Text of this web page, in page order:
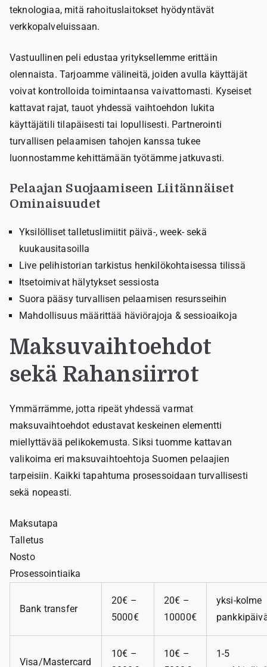
teknologiaa, mitä rahoituslaitokset hyödyntävät
verkkopalveluissaan.
Vastuullinen peli edustaa yrityksellemme erittäin
olennaista. Tarjoamme välineitä, joiden avulla käyttäjät
voivat kontrolloida toimintaansa vaivattomasti. Kyseiset
kattavat rajat, tauot yhdessä vaihtoehdon lukita
käyttäjätili tilapäisesti tai lopullisesti. Partnerointi
turvallisen pelaamisen tahojen kanssa tukee
luonnostamme kehittämään työtämme jatkuvasti.
Pelaajan Suojaamiseen Liitännäiset
Ominaisuudet
Yksilölliset talletuslimiitit päivä-, week- sekä
kuukausitasoilla
Live pelihistorian tarkistus henkilökohtaisessa tilissä
Itsetoimivat hälytykset sessiosta
Suora pääsy turvallisen pelaamisen resursseihin
Mahdollisuus määrittää häviörajoja & sessioaikoja
Maksuvaihtoehdot
sekä Rahansiirrot
Ymmärrämme, jotta ripeät yhdessä varmat
maksuvaihtoehdot edustavat keskeinen elementti
miellyttävää pelikokemusta. Siksi tuomme kattavan
valikoima eri maksuvaihtoehtoja Suomen pelaajien
tarpeisiin. Kaikki tapahtuma prosessoidaan turvallisesti
sekä nopeasti.
Maksutapa
Talletus
Nosto
Prosessointiaika
Bank transfer
20€ –
5000€
20€ –
10000€
yksi-kolme
Visa/Mastercard
10€ –
10€ –
1-5